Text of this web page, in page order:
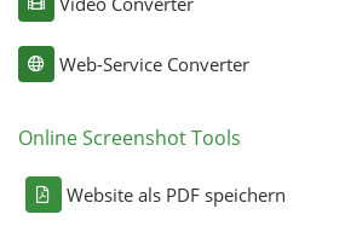
Web-Service Converter
Online Screenshot Tools
Website als PDF speichern